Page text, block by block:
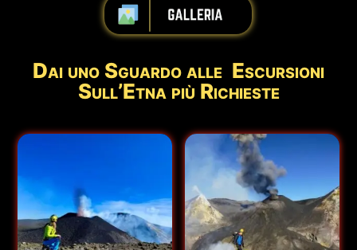
abbbbbbbbbb
Dai uno Sguardo alle Escursioni
Sull’Etna più Richieste